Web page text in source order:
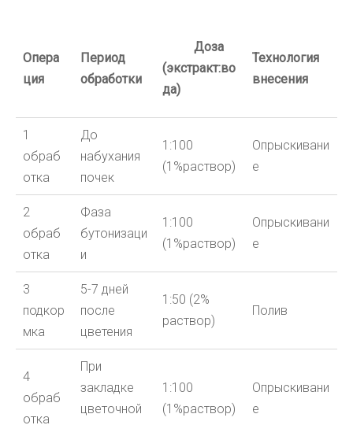
Опера
ция
Период
обработки
Доза
(экстракт:во
да)
Технология
внесения
1
обраб
отка
До
набухания
почек
1:100
(1%раствор)
Опрыскивани
е
2
обраб
отка
Фаза
бутонизаци
и
1:100
(1%раствор)
Опрыскивани
е
3
подкор
мка
5-7 дней
после
цветения
1:50 (2%
раствор)
Полив
4
обраб
отка
При
закладке
цветочной
1:100
(1%раствор)
Опрыскивани
е